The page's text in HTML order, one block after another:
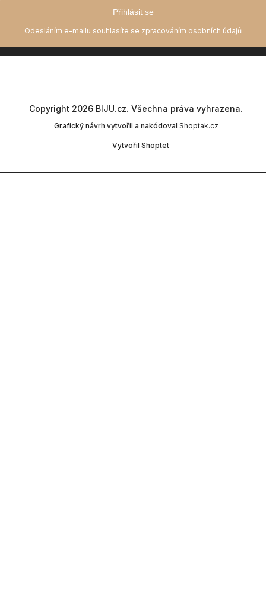
Přihlásit se
Vytvořil Shoptet
Copyright 2026 BIJU.cz. Všechna práva vyhrazena.
Grafický návrh vytvořil a nakódoval Shoptak.cz